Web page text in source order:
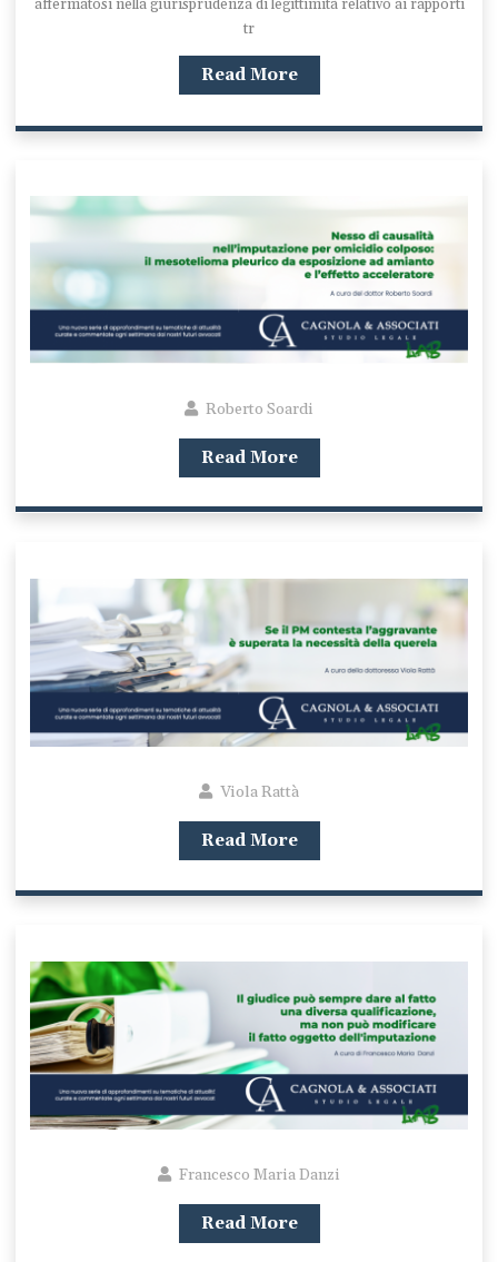
affermatosi nella giurisprudenza di legittimità relativo ai rapporti
tr
Read More
Roberto Soardi
Read More
Viola Rattà
Read More
Francesco Maria Danzi
Read More